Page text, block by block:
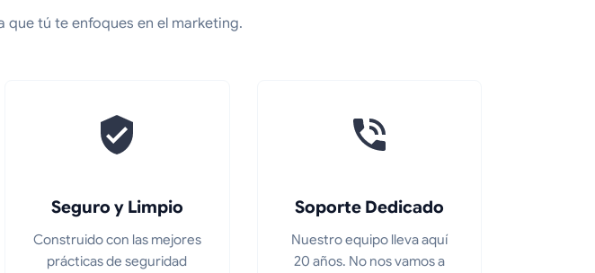
tú te enfoques en el marketing.
Seguro y Limpio
Construido con las mejores
prácticas de seguridad
Soporte Dedicado
Nuestro equipo lleva aquí
20 años. No nos vamos a